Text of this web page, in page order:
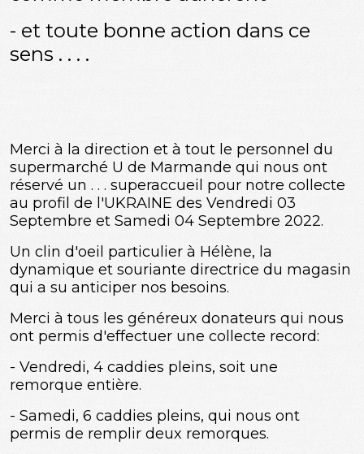
- et toute bonne action dans ce
sens . . . .
Merci à la direction et à tout le personnel du
supermarché U de Marmande qui nous ont
réservé un . . . superaccueil pour notre collecte
au profil de l'UKRAINE des Vendredi 03
Septembre et Samedi 04 Septembre 2022.
Un clin d'oeil particulier à Hélène, la
dynamique et souriante directrice du magasin
qui a su anticiper nos besoins.
Merci à tous les généreux donateurs qui nous
ont permis d'effectuer une collecte record:
- Vendredi, 4 caddies pleins, soit une
remorque entière.
- Samedi, 6 caddies pleins, qui nous ont
permis de remplir deux remorques.